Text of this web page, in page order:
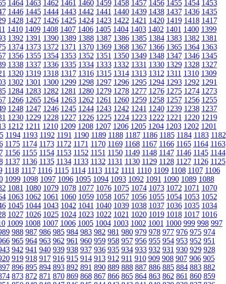
1464 1463 1462 1461 1460 1459 1458 1457 1456 1455 1454 1453
1446 1445 1444 1443 1442 1441 1440 1439 1438 1437 1436 1435
1428 1427 1426 1425 1424 1423 1422 1421 1420 1419 1418 1417
1410 1409 1408 1407 1406 1405 1404 1403 1402 1401 1400 1399
1392 1391 1390 1389 1388 1387 1386 1385 1384 1383 1382 1381
1374 1373 1372 1371 1370 1369 1368 1367 1366 1365 1364 1363
1356 1355 1354 1353 1352 1351 1350 1349 1348 1347 1346 1345
1338 1337 1336 1335 1334 1333 1332 1331 1330 1329 1328 1327
1320 1319 1318 1317 1316 1315 1314 1313 1312 1311 1310 1309
1302 1301 1300 1299 1298 1297 1296 1295 1294 1293 1292 1291
1284 1283 1282 1281 1280 1279 1278 1277 1276 1275 1274 1273
1266 1265 1264 1263 1262 1261 1260 1259 1258 1257 1256 1255
1248 1247 1246 1245 1244 1243 1242 1241 1240 1239 1238 1237
1230 1229 1228 1227 1226 1225 1224 1223 1222 1221 1220 1219
1212 1211 1210 1209 1208 1207 1206 1205 1204 1203 1202 1201
1194 1193 1192 1191 1190 1189 1188 1187 1186 1185 1184 1183 1182
1175 1174 1173 1172 1171 1170 1169 1168 1167 1166 1165 1164 1163
1156 1155 1154 1153 1152 1151 1150 1149 1148 1147 1146 1145 1144
1137 1136 1135 1134 1133 1132 1131 1130 1129 1128 1127 1126 1125
1118 1117 1116 1115 1114 1113 1112 1111 1110 1109 1108 1107 1106
1099 1098 1097 1096 1095 1094 1093 1092 1091 1090 1089 1088
1081 1080 1079 1078 1077 1076 1075 1074 1073 1072 1071 1070
1063 1062 1061 1060 1059 1058 1057 1056 1055 1054 1053 1052
1045 1044 1043 1042 1041 1040 1039 1038 1037 1036 1035 1034
1027 1026 1025 1024 1023 1022 1021 1020 1019 1018 1017 1016
1009 1008 1007 1006 1005 1004 1003 1002 1001 1000 999 998 997
988 987 986 985 984 983 982 981 980 979 978 977 976 975 974
965 964 963 962 961 960 959 958 957 956 955 954 953 952 951
942 941 940 939 938 937 936 935 934 933 932 931 930 929 928
919 918 917 916 915 914 913 912 911 910 909 908 907 906 905
896 895 894 893 892 891 890 889 888 887 886 885 884 883 882
873 872 871 870 869 868 867 866 865 864 863 862 861 860 859